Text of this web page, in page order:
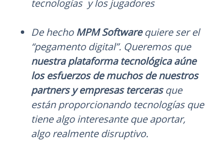
tecnologías y los jugadores
De hecho MPM Softwarequiere ser el
“pegamento digital”. Queremos que
nuestra plataforma tecnológica aúne
los esfuerzos de muchos de nuestros
partners y empresas tercerasque
están proporcionando tecnologías que
tiene algo interesante que aportar,
algo realmente disruptivo.